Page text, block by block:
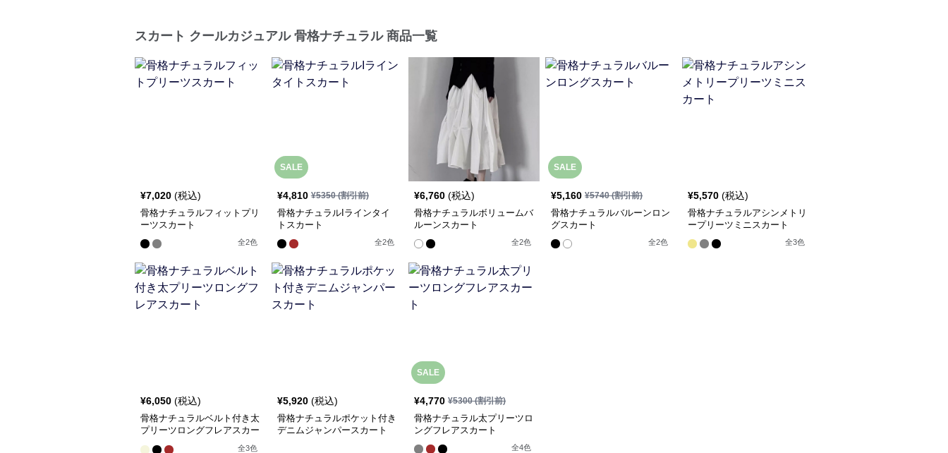
スカート クールカジュアル 骨格ナチュラル 商品一覧
¥7,020 (税込)
骨格ナチュラルフィットプリ
ーツスカート
全2色
SALE
¥4,810 ¥5350(割引前)
骨格ナチュラルIラインタイ
トスカート
全2色
¥6,760 (税込)
骨格ナチュラルボリュームバ
ルーンスカート
全2色
SALE
¥5,160 ¥5740(割引前)
骨格ナチュラルバルーンロン
グスカート
全2色
¥5,570 (税込)
骨格ナチュラルアシンメトリ
ープリーツミニスカート
全3色
¥6,050 (税込)
骨格ナチュラルベルト付き太
プリーツロングフレアスカー
全3色
¥5,920 (税込)
骨格ナチュラルポケット付き
デニムジャンパースカート
SALE
¥4,770 ¥5300(割引前)
骨格ナチュラル太プリーツロ
ングフレアスカート
全4色